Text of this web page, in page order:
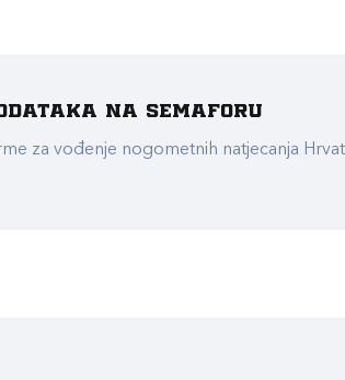
na Semaforu
za vođenje nogometnih natjecanja